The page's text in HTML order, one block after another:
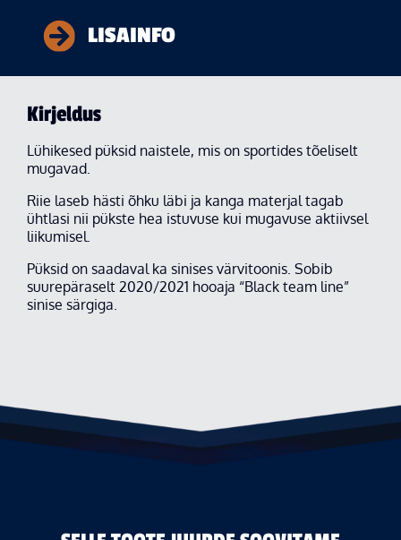
LISAINFO
Kirjeldus
Lühikesed püksid naistele, mis on sportides tõeliselt
mugavad.
Riie laseb hästi õhku läbi ja kanga materjal tagab
ühtlasi nii pükste hea istuvuse kui mugavuse aktiivsel
liikumisel.
Püksid on saadaval ka sinises värvitoonis. Sobib
suurepäraselt 2020/2021 hooaja “Black team line”
sinise särgiga.